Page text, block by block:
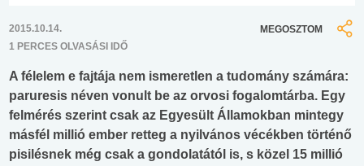
2015.10.14.
1 PERCES OLVASÁSI IDŐ
MEGOSZTOM
A félelem e fajtája nem ismeretlen a tudomány számára:
paruresis néven vonult be az orvosi fogalomtárba. Egy
felmérés szerint csak az Egyesült Államokban mintegy
másfél millió ember retteg a nyilvános vécékben történő
pisilésnek még csak a gondolatától is, s közel 15 millió